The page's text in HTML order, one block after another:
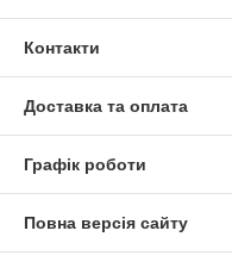
Контакти
Доставка та оплата
Графік роботи
Повна версія сайту